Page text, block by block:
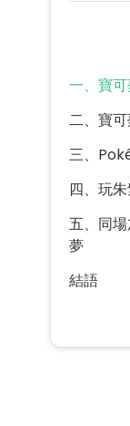
一、寶
二、寶
三、
四、玩
五、同
夢
結語